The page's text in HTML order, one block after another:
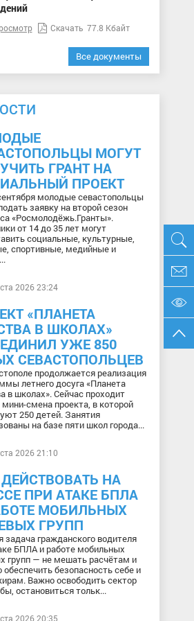
Скачать 77.8 Кбайт
Все документы
МОГУТ
ГРАНТ НА
ПРОЕКТ
молодые севастопольцы
заявку на второй сезон
«Росмолодёжь.Гранты».
от 14 до 35 лет могут
социальные, культурные,
спортивные, медийные и
2026 23:24
«ПЛАНЕТА
В ШКОЛАХ»
УЖЕ 850
СЕВАСТОПОЛЬЦЕВ
продолжается реализация
летнего досуга «Планета
в школах». Сейчас проходит
мини-смена проекта, в которой
250 детей. Занятия
на базе пяти школ города...
2026 21:10
НА
ПРИ АТАКЕ БПЛА
МОБИЛЬНЫХ
ГРУПП
задача гражданского водителя
БПЛА и работе мобильных
групп — не мешать расчётам и
безопасность себе и
Важно освободить сектор
остановиться тольк...
2026 20:35